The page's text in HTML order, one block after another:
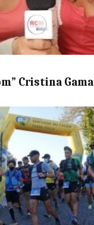
Cristina Gama